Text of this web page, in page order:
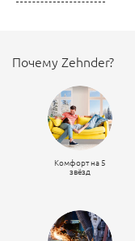
Почему Zehnder?
Комфорт на 5
звёзд